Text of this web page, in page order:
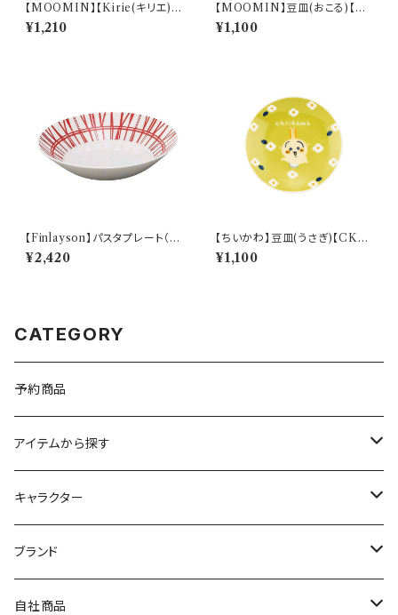
【MOOMIN】【Kirie(キリエ)】
すくいやすいスプーンＳ（リトルミ
イ）【MM9000】MM9002-8
¥1,210
【MOOMIN】豆皿(おこる)【M
M14000】MM14003-333
¥1,100
【Finlayson】パスタプレート（レ
ッド）【コロナ】
¥2,420
【ちいかわ】豆皿(うさぎ)【CKW
20】CKW23-333
¥1,100
CATEGORY
予約商品
アイテムから探す
九谷焼
マグ＆カップ
プレート
キャラクター
ムーミン
80th記念アイテム
MOOMIN ANIMATION
ブランド
LA AMYS(エミーズ)
自社商品